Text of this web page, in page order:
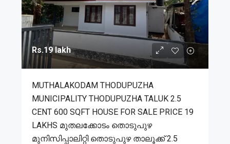
Rs.19 lakh
MUTHALAKODAM THODUPUZHA
MUNICIPALITY THODUPUZHA TALUK 2.5
CENT 600 SQFT HOUSE FOR SALE PRICE 19
LAKHS മുതലക്കോടം തൊടുപുഴ
മുനിസിപ്പാലിറ്റി തൊടുപുഴ താലൂക്ക് 2.5